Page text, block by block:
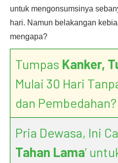
untuk mengonsumsinya
hari. Namun belakangan
mengapa?
Tumpas Kanker,
Mulai 30 Hari
dan
Pria Dewasa, Ini
Tahan Lama’